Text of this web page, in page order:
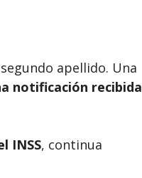
apellido. Una
notificación recibida
INSS, continua